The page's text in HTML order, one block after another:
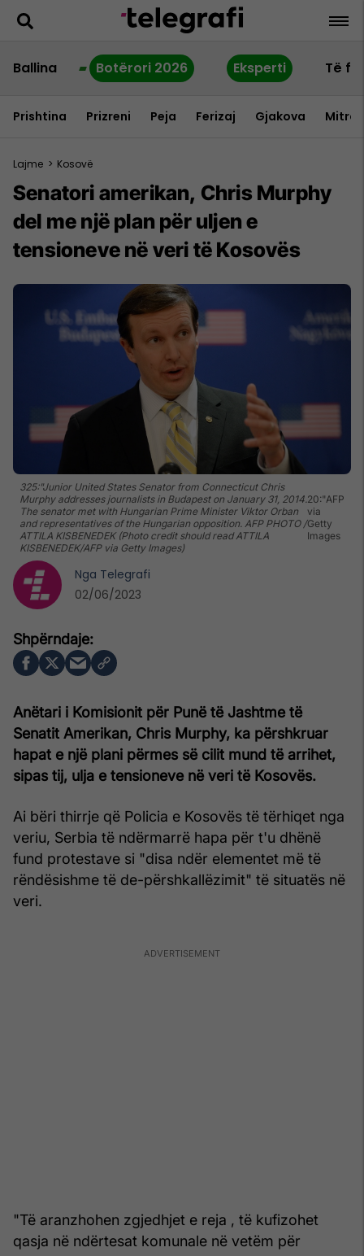
Ballina Botërori 2026 Eksperti Të
Prishtina Prizreni Peja Ferizaj Gjakova
Lajme > Kosovë
Senatori amerikan, Chris Murphy
del me një plan për uljen e
tensioneve në veri të Kosovës
325:"Junior United States Senator from Connecticut Chris
Murphy addresses journalists in Budapest on January 31, 2014.
The senator met with Hungarian Prime Minister Viktor Orban
and representatives of the Hungarian opposition. AFP PHOTO /
ATTILA KISBENEDEK (Photo credit should read ATTILA
KISBENEDEK/AFP via Getty Images)
20:"AFP
via
Getty
Images
Anëtari i Komisionit për Punë të Jashtme të
Senatit Amerikan, Chris Murphy, ka përshkruar
hapat e një plani përmes së cilit mund të arrihet,
sipas tij, ulja e tensioneve në veri të Kosovës.
Ai bëri thirrje që Policia e Kosovës të tërhiqet nga
veriu, Serbia të ndërmarrë hapa për t'u dhënë
fund protestave si "disa ndër elementet më të
rëndësishme të de-përshkallëzimit" të situatës në
veri.
"Të aranzhohen zgjedhjet e reja , të kufizohet
qasja në ndërtesat komunale në vetëm për
Nga Telegrafi
02/06/2023